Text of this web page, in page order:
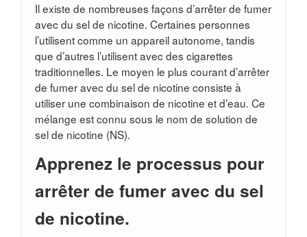
Il existe de nombreuses façons d’arrêter de fumer
avec du sel de nicotine. Certaines personnes
l’utilisent comme un appareil autonome, tandis
que d’autres l’utilisent avec des cigarettes
traditionnelles. Le moyen le plus courant d’arrêter
de fumer avec du sel de nicotine consiste à
utiliser une combinaison de nicotine et d’eau. Ce
mélange est connu sous le nom de solution de
sel de nicotine (NS).
Apprenez le processus pour
arrêter de fumer avec du sel
de nicotine.